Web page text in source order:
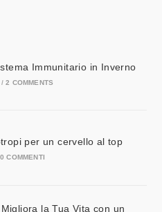
Immunitario in Inverno
/ 2 COMMENTS
per un cervello al top
0 COMMENTI
la Tua Vita con un